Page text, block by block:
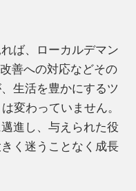
ば、ローカルデマン
善への対応などその
生活を豊かにするツ
変わっていません。
進し、与えられた役
く迷うことなく成長